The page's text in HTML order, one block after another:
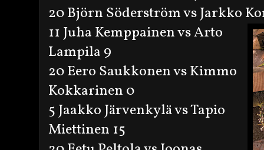
20 Björn Söderström vs Jarkko
11 Juha Kemppainen vs Arto
Lampila 9
20 Eero Saukkonen vs Kimmo
Kokkarinen 0
5 Jaakko Järvenkylä vs Tapio
Miettinen 15